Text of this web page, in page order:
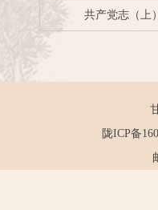
共产党志（上
陇ICP备